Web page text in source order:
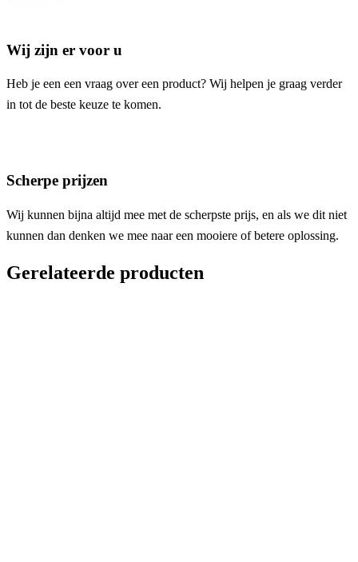
Wij zijn er voor u
Heb je een een vraag over een product? Wij helpen je graag verder
in tot de beste keuze te komen.
Scherpe prijzen
Wij kunnen bijna altijd mee met de scherpste prijs, en als we dit niet
kunnen dan denken we mee naar een mooiere of betere oplossing.
Gerelateerde producten